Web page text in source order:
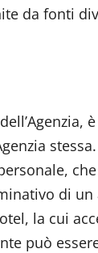
da fonti
di
la cui
può